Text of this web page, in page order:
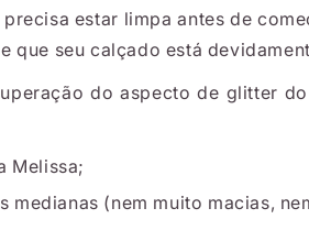
estar limpa antes de
que seu calçado está
do aspecto de glitter
Melissa;
medianas (nem muito macias,